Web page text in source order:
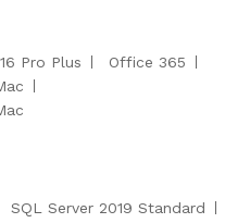
Pro Plus
Office 365
SQL Server 2019 Standard